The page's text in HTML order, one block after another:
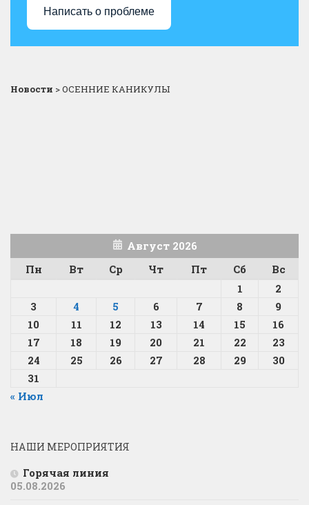
Написать о проблеме
Новости >ОСЕННИЕ КАНИКУЛЫ
Август 2026
Пн
Вт Ср Чт Пт Сб
Вс
1
2
3
4 5 6 7 8
9
10
11 12 13 14 15
16
17
18 19 20 21 22
23
24
25 26 27 28 29
30
31
« Июл
НАШИ МЕРОПРИЯТИЯ
Горячая линия
05.08.2026